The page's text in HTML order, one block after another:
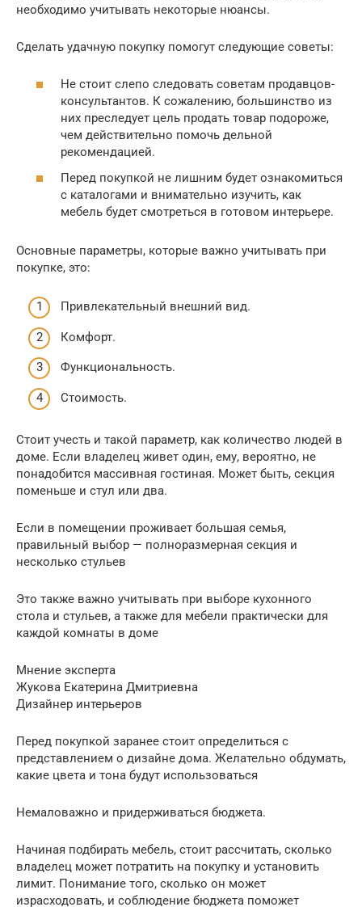
необходимо учитывать некоторые нюансы.
Сделать удачную покупку помогут следующие советы:
Не стоит слепо следовать советам продавцов-
консультантов. К сожалению, большинство из
них преследует цель продать товар подороже,
чем действительно помочь дельной
рекомендацией.
Перед покупкой не лишним будет ознакомиться
с каталогами и внимательно изучить, как
мебель будет смотреться в готовом интерьере.
Основные параметры, которые важно учитывать при
покупке, это:
Привлекательный внешний вид.
Комфорт.
Функциональность.
Стоимость.
Стоит учесть и такой параметр, как количество людей в
доме. Если владелец живет один, ему, вероятно, не
понадобится массивная гостиная. Может быть, секция
поменьше и стул или два.
Если в помещении проживает большая семья,
правильный выбор — полноразмерная секция и
несколько стульев
Это также важно учитывать при выборе кухонного
стола и стульев, а также для мебели практически для
каждой комнаты в доме
Мнение эксперта
Жукова Екатерина Дмитриевна
Дизайнер интерьеров
Перед покупкой заранее стоит определиться с
представлением о дизайне дома. Желательно обдумать,
какие цвета и тона будут использоваться
Немаловажно и придерживаться бюджета.
Начиная подбирать мебель, стоит рассчитать, сколько
владелец может потратить на покупку и установить
лимит. Понимание того, сколько он может
израсходовать, и соблюдение бюджета поможет